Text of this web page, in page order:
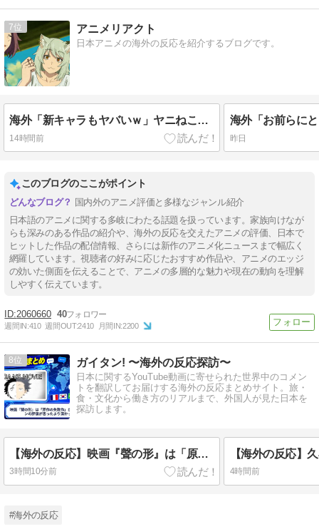
7 アニメリアクト
日本アニメの海外の反応を紹介するブログです。
海外「新キャラもヤバいｗ」ヤニねこ第6話の海外反応
14時間前 昨日
このブログのここがポイント
国内外のアニメ評価と多様なジャンル紹介
日本語のアニメに関する多岐にわたる話題を扱っています。家族向けなが
らも深みのある作品の紹介や、海外の反応を交えたアニメの評価、日本で
ヒットした作品の配信情報、さらには新作のアニメ化ニュースまで幅広く
網羅しています。視聴者の好みに応じたおすすめ作品や、アニメのエッジ
の効いた側面を伝えることで、アニメの多層的な魅力や現在の動向を理解
しやすく伝えています。
2060660 40
週間IN:410 週間OUT:2410 月間IN:2200
8 ガイタン! 〜海外の反応探訪〜
日本に関するYouTube動画に寄せられた世界中のコメン
トを翻訳してお届けする海外の反応まとめサイト。旅・
食・文化から働き方のリアルまで、外国人が見た日本を
探訪します。
【海外の反応】映画『聲の形』は「原作の失敗作」か？海外ファンの評価が思ったより深かった
3時間10分前 4時間前
#海外の反応